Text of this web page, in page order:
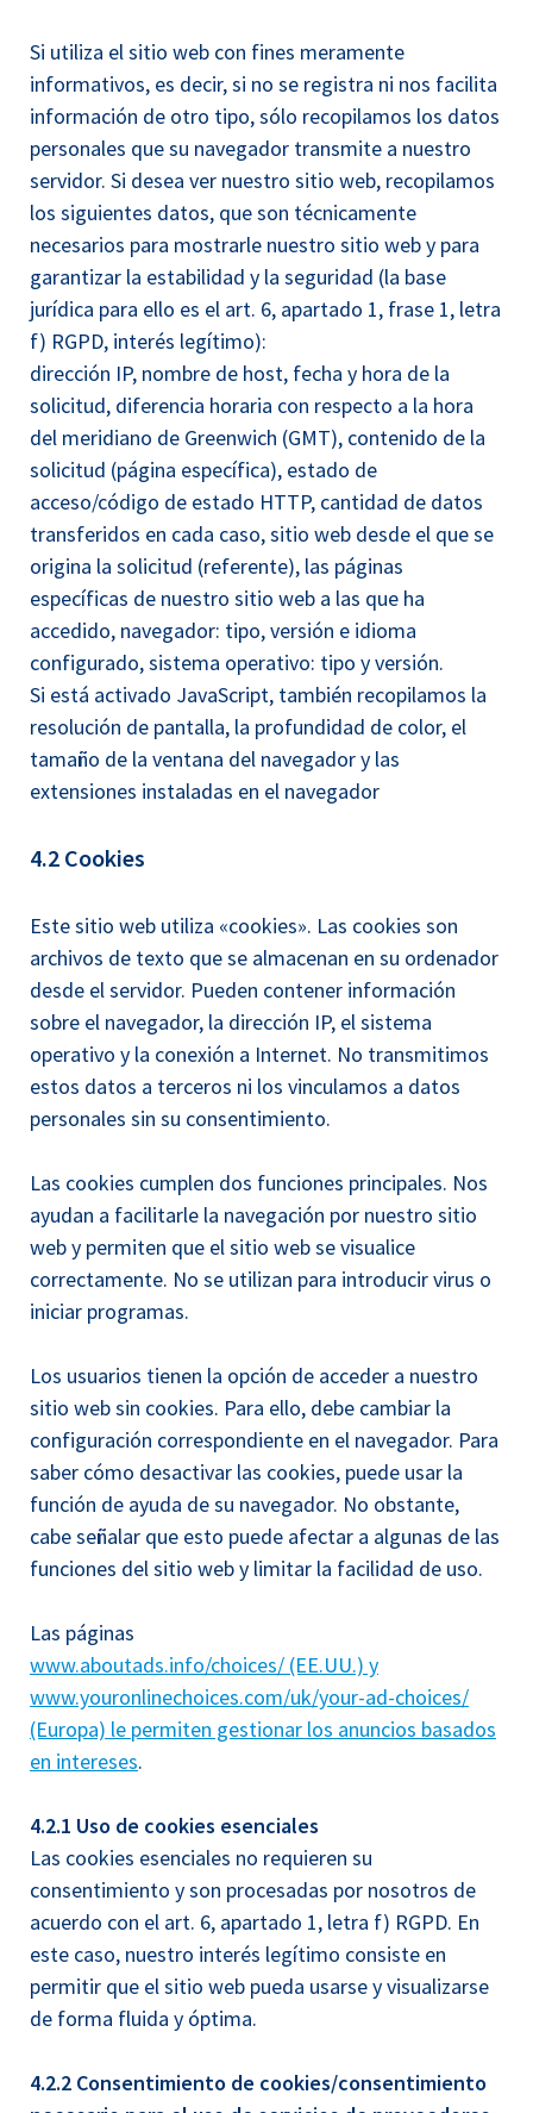
Si utiliza el sitio web con fines meramente
informativos, es decir, si no se registra ni nos facilita
información de otro tipo, sólo recopilamos los datos
personales que su navegador transmite a nuestro
servidor. Si desea ver nuestro sitio web, recopilamos
los siguientes datos, que son técnicamente
necesarios para mostrarle nuestro sitio web y para
garantizar la estabilidad y la seguridad (la base
jurídica para ello es el art. 6, apartado 1, frase 1, letra
f) RGPD, interés legítimo):
dirección IP, nombre de host, fecha y hora de la
solicitud, diferencia horaria con respecto a la hora
del meridiano de Greenwich (GMT), contenido de la
solicitud (página específica), estado de
acceso/código de estado HTTP, cantidad de datos
transferidos en cada caso, sitio web desde el que se
origina la solicitud (referente), las páginas
específicas de nuestro sitio web a las que ha
accedido, navegador: tipo, versión e idioma
configurado, sistema operativo: tipo y versión.
Si está activado JavaScript, también recopilamos la
resolución de pantalla, la profundidad de color, el
tamaño de la ventana del navegador y las
extensiones instaladas en el navegador
4.2 Cookies
Este sitio web utiliza «cookies». Las cookies son
archivos de texto que se almacenan en su ordenador
desde el servidor. Pueden contener información
sobre el navegador, la dirección IP, el sistema
operativo y la conexión a Internet. No transmitimos
estos datos a terceros ni los vinculamos a datos
personales sin su consentimiento.
Las cookies cumplen dos funciones principales. Nos
ayudan a facilitarle la navegación por nuestro sitio
web y permiten que el sitio web se visualice
correctamente. No se utilizan para introducir virus o
iniciar programas.
Los usuarios tienen la opción de acceder a nuestro
sitio web sin cookies. Para ello, debe cambiar la
configuración correspondiente en el navegador. Para
saber cómo desactivar las cookies, puede usar la
función de ayuda de su navegador. No obstante,
cabe señalar que esto puede afectar a algunas de las
funciones del sitio web y limitar la facilidad de uso.
Las páginas
www.aboutads.info/choices/ (EE.UU.) y
www.youronlinechoices.com/uk/your-ad-choices/
(Europa) le permiten gestionar los anuncios basados
en intereses.
4.2.1 Uso de cookies esenciales
Las cookies esenciales no requieren su
consentimiento y son procesadas por nosotros de
acuerdo con el art. 6, apartado 1, letra f) RGPD. En
este caso, nuestro interés legítimo consiste en
permitir que el sitio web pueda usarse y visualizarse
de forma fluida y óptima.
4.2.2 Consentimiento de cookies/consentimiento